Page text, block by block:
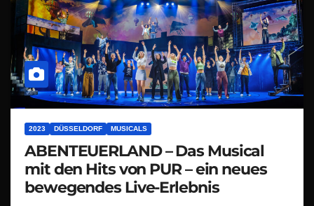
2023 DÜSSELDORF MUSICALS
ABENTEUERLAND – Das Musical
mit den Hits von PUR – ein neues
bewegendes Live-Erlebnis